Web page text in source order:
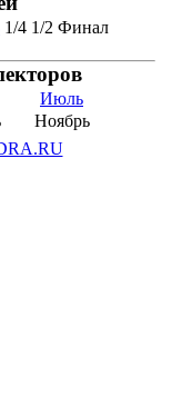
1/4 1/2 Финал
Июль
Ноябрь